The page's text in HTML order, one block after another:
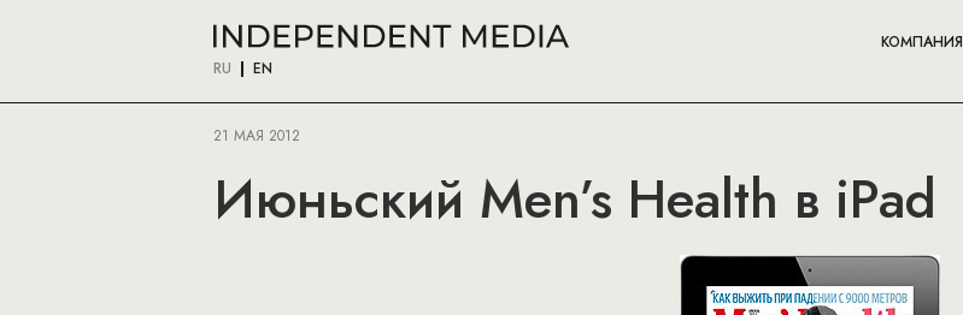
RU EN
КОМПАНИЯ
21 МАЯ 2012
Июньский Men’s Health в iPad